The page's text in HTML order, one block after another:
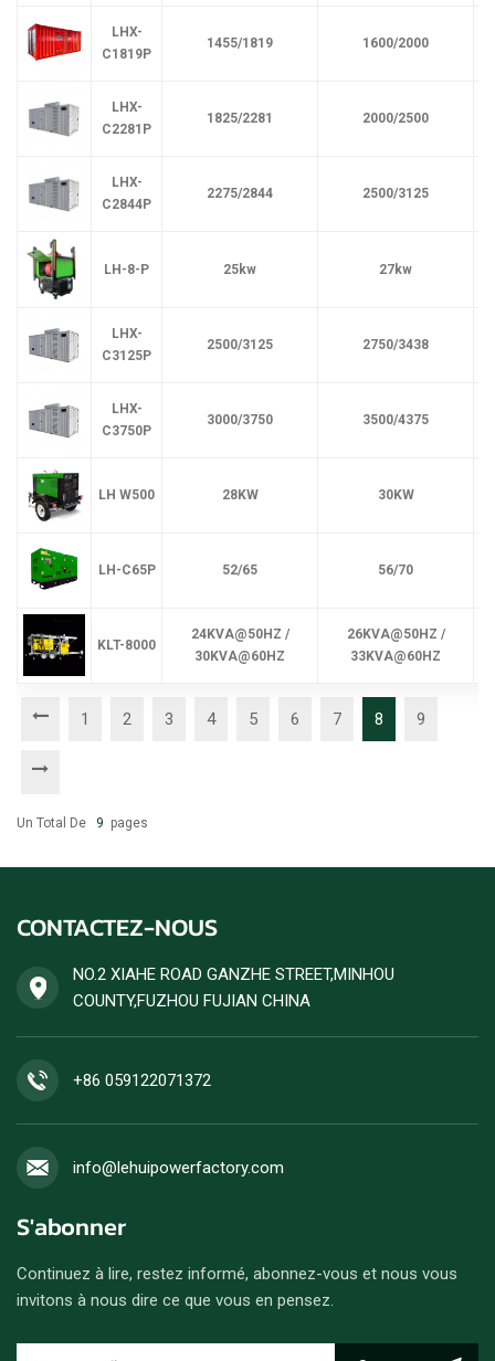
LHX-
C1819P
1455/1819 1600/2000
LHX-
C2281P
1825/2281 2000/2500
LHX-
C2844P
2275/2844 2500/3125
LH-8-P 25kw 27kw
LHX-
C3125P
2500/3125 2750/3438
LHX-
C3750P
3000/3750 3500/4375
LH W500 28KW 30KW
LH-C65P 52/65 56/70
KLT-8000
24KVA@50HZ /
30KVA@60HZ
26KVA@50HZ /
33KVA@60HZ
1 2 3 4 5 6 7 8 9
Un Total De 9 Pages
CONTACTEZ-NOUS
NO.2 XIAHE ROAD GANZHE STREET,MINHOU
COUNTY,FUZHOU FUJIAN CHINA
+86 059122071372
info@lehuipowerfactory.com
S'abonner
Continuez à lire, restez informé, abonnez-vous et nous vous
invitons à nous dire ce que vous en pensez.